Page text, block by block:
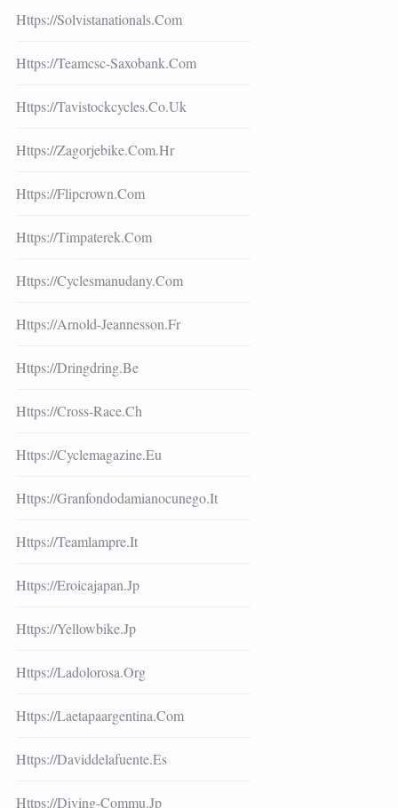
Https://solvistanationals.com
Https://teamcsc-Saxobank.com
Https://tavistockcycles.co.uk
Https://zagorjebike.com.hr
Https://flipcrown.com
Https://timpaterek.com
Https://cyclesmanudany.com
Https://arnold-Jeannesson.fr
Https://dringdring.be
Https://cross-Race.ch
Https://cyclemagazine.eu
Https://granfondodamianocunego.it
Https://teamlampre.it
Https://eroicajapan.jp
Https://yellowbike.jp
Https://ladolorosa.org
Https://laetapaargentina.com
Https://daviddelafuente.es
Https://diving-Commu.jp